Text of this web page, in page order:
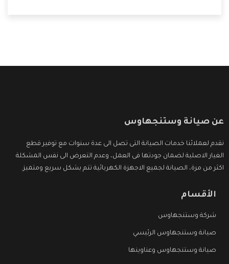
عن صيانة وستنجهاوس
نقدم لعملائنا خدمات الصيانة التى تصل الى عدة سنوات مع توفير قطع
الغيار الاصلية لضمان جودتها فى العمل، وعدم التعرض الى نفس المشكلة
اكثر من مرة، الصيانة لجميع الاجهزة الكهربائية تتم بشكل سريع ومتميز.
الأقسام
شركة وستنجهاوس
صيانة وستنجهاوس الرئيسي
صيانة وستنجهاوس وعناوينها